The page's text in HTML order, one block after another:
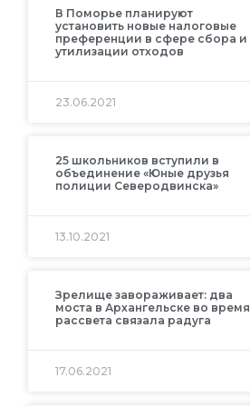
В Поморье планируют
установить новые налоговые
преференции в сфере сбора и
утилизации отходов
23.06.2021
25 школьников вступили в
объединение «Юные друзья
полиции Северодвинска»
13.10.2021
Зрелище завораживает: два
моста в Архангельске во время
рассвета связала радуга
17.06.2021